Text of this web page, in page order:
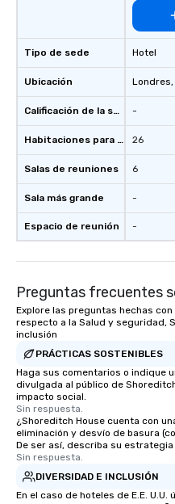
Tipo de sede
Ubicación
Calificación de la sede
Habitaciones para huéspedes
Salas de reuniones
Sala más grande
Espacio de reunión
Hotel
Londres,
-
26
6
-
-
Preguntas frecuentes
Explore las preguntas hechas
respecto a la Salud y seguridad,
inclusión
PRÁCTICAS SOSTENIBLES
Haga sus comentarios o indique
divulgada al público de
impacto social.
Sin respuesta.
¿Shoreditch House cuenta con
eliminación y desvío de basura
De ser así, describa su
Sin respuesta.
DIVERSIDAD E INCLUSIÓN
En el caso de hoteles de E.E.